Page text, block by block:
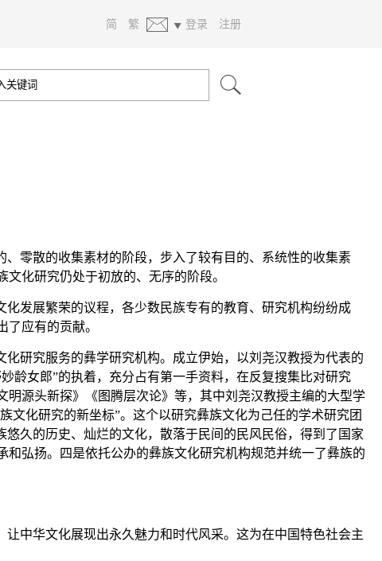
简 繁 登录 注册
零散的收集素材的阶段，步入了较有目的、系统性的收集素
化研究仍处于初放的、无序的阶段。
发展繁荣的议程，各少数民族专有的教育、研究机构纷纷成
应有的贡献。
研究服务的彝学研究机构。成立伊始，以刘尧汉教授为代表的
龄女郎”的执着，充分占有第一手资料，在反复搜集比对研究
源头新探》《图腾层次论》等，其中刘尧汉教授主编的大型学
文化研究的新坐标”。这个以研究彝族文化为己任的学术研究团
久的历史、灿烂的文化，散落于民间的民风民俗，得到了国家
弘扬。四是依托公办的彝族文化研究机构规范并统一了彝族的
中华文化展现出永久魅力和时代风采。这为在中国特色社会主